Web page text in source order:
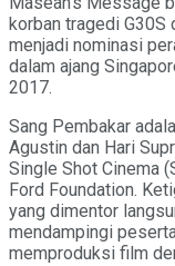
korban tragedi G30S
menjadi nominasi
dalam ajang
2017.
Sang Pembakar
Agustin dan Hari
Single Shot Cinema
Ford Foundation.
yang dimentor
mendampingi
memproduksi film